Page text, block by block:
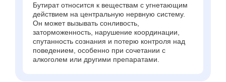
Бутират относится к веществам с угнетающим
действием на центральную нервную систему.
Он может вызывать сонливость,
заторможенность, нарушение координации,
спутанность сознания и потерю контроля над
поведением, особенно при сочетании с
алкоголем или другими препаратами.